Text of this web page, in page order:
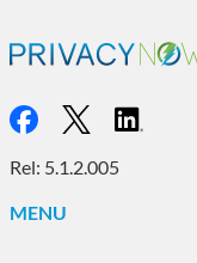
Rel: 5.1.2.005
MENU